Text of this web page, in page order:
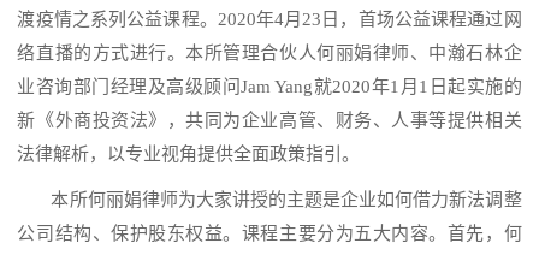
渡疫情之系列公益课程。 2020年4月23日，首场公益课程通过网
络直播的方式进行。本所管理合伙人何丽娟律师、中瀚石林企
业咨询部门经理及高级顾问Jam Yang就2020年1月1日起实施的
新《外商投资法》，共同为企业高管、财务、人事等提供相关
法律解析，以专业视角提供全面政策指引。
本所何丽娟律师为大家讲授的主题是企业如何借力新法调整
公司结构、保护股东权益。课程主要分为五大内容。首先，何